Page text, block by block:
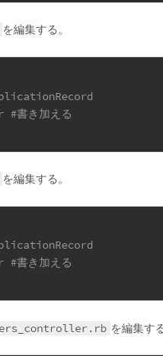
を編集する。
#書き加える
を編集する。
#書き加える
を編集す